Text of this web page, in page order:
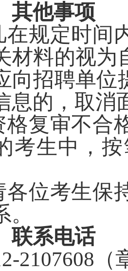
其他事项
在规定时间
材料的视为
向招聘单位
息的，取消
格复审不合
考生中，
各位考生保
联系电话
2107608（